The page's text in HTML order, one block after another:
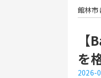
館林市
を
2026-